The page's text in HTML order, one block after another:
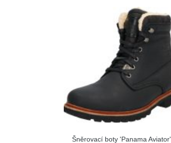
Šněrovací boty 'Panama Aviator'